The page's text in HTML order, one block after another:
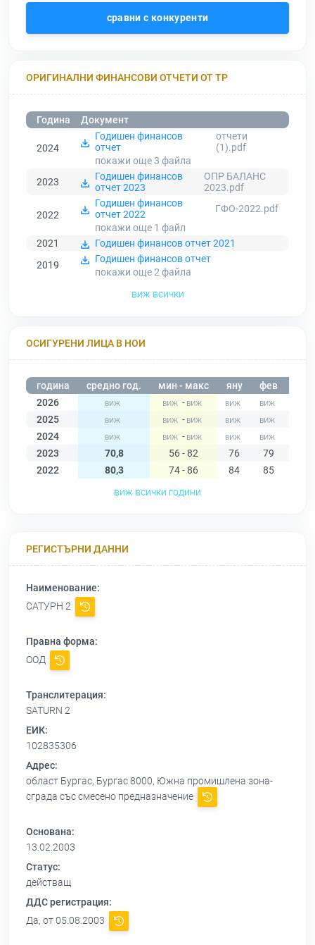
сравни с конкуренти
ОРИГИНАЛНИ ФИНАНСОВИ ОТЧЕТИ ОТ ТР
Година Документ
2024
Годишен финансов
отчет
отчети
(1).pdf
покажи още 3 файла
2023
Годишен финансов
отчет 2023
ОПР БАЛАНС
2023.pdf
2022
Годишен финансов
отчет 2022
ГФО-2022.pdf
покажи още 1 файл
2021
Годишен финансов отчет 2021
2019
Годишен финансов отчет
покажи още 2файла
виж всички
ОСИГУРЕНИ ЛИЦА В НОИ
година средно год. мин - макс яну фев
2026
-
2025
-
2024
-
2023
70,8 56 - 82 76 79
2022
80,3 74 - 86 84 85
виж всички години
РЕГИСТЪРНИ ДАННИ
Наименование:
САТУРН 2
Правна форма:
ООД
Транслитерация:
SATURN 2
ЕИК:
102835306
Адрес:
област Бургас, Бургас 8000, Южна промишлена зона-
сграда със смесено предназначение
Основана:
13.02.2003
Статус:
действащ
ДДС регистрация:
Да, от 05.08.2003